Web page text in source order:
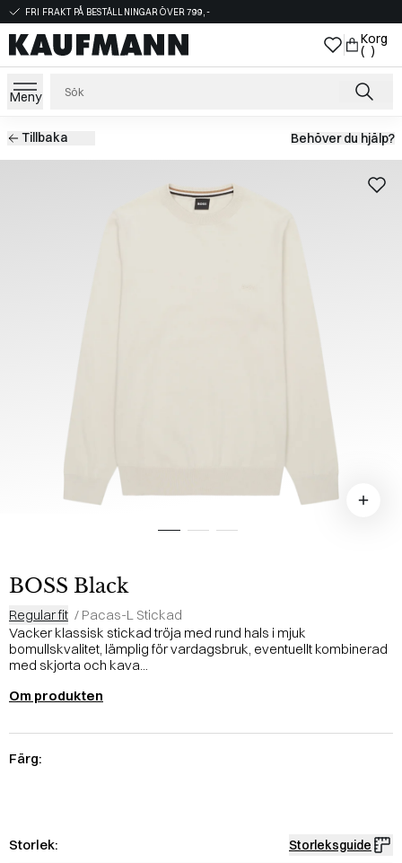
FRI FRAKT PÅ BESTÄLLNINGAR ÖVER 799,-
Korg
( )
Meny
Tillbaka Behöver du hjälp?
BOSS Black
Regular fit / Pacas-L Stickad
Vacker klassisk stickad tröja med rund hals i mjuk
bomullskvalitet, lämplig för vardagsbruk, eventuellt kombinerad
med skjorta och kava...
Om produkten
Färg:
Storlek: Storleksguide